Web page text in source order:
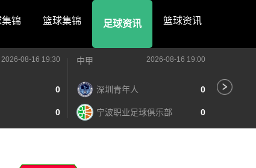
集锦 篮球集锦 足球资讯 篮球资讯
2026-08-16 19:30
0
0
中甲 2026-08-16 19:00
深圳青年人 0
宁波职业足球俱乐部 0